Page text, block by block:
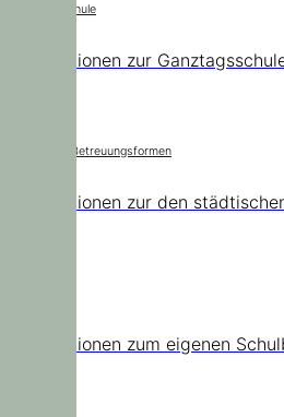
Ganztagsschule
Informationen zur
Städtische Betreuungsformen
Informationen zur den
Informationen zum eigenen